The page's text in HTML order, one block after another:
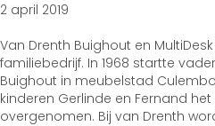
2 april 2019
Van Drenth Buighout en
familiebedrijf. In 1968 startte
Buighout in meubelstad
kinderen Gerlinde en Fernand
overgenomen. Bij van Drenth